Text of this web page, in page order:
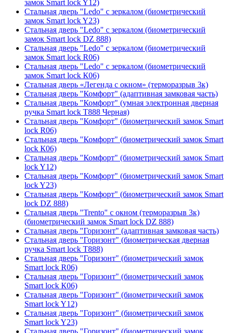
замок Smart lock Y12)
Стальная дверь "Ledo" с зеркалом (биометрический
замок Smart lock Y23)
Стальная дверь "Ledo" с зеркалом (биометрический
замок Smart lock DZ 888)
Стальная дверь "Ledo" с зеркалом (биометрический
замок Smart lock R06)
Стальная дверь "Ledo" с зеркалом (биометрический
замок Smart lock К06)
Стальная дверь «Легенда с окном» (терморазрыв 3к)
Стальная дверь "Комфорт" (адаптивная замковая часть)
Стальная дверь "Комфорт" (умная электронная дверная
ручка Smart lock T888 Черная)
Стальная дверь "Комфорт" (биометрический замок Smart
lock R06)
Стальная дверь "Комфорт" (биометрический замок Smart
lock К06)
Стальная дверь "Комфорт" (биометрический замок Smart
lock Y12)
Стальная дверь "Комфорт" (биометрический замок Smart
lock Y23)
Стальная дверь "Комфорт" (биометрический замок Smart
lock DZ 888)
Стальная дверь "Trento" с окном (терморазрыв 3к)
(биометрический замок Smart lock DZ 888)
Стальная дверь "Горизонт" (адаптивная замковая часть)
Стальная дверь "Горизонт" (биометрическая дверная
ручка Smart lock T888)
Стальная дверь "Горизонт" (биометрический замок
Smart lock R06)
Стальная дверь "Горизонт" (биометрический замок
Smart lock К06)
Стальная дверь "Горизонт" (биометрический замок
Smart lock Y12)
Стальная дверь "Горизонт" (биометрический замок
Smart lock Y23)